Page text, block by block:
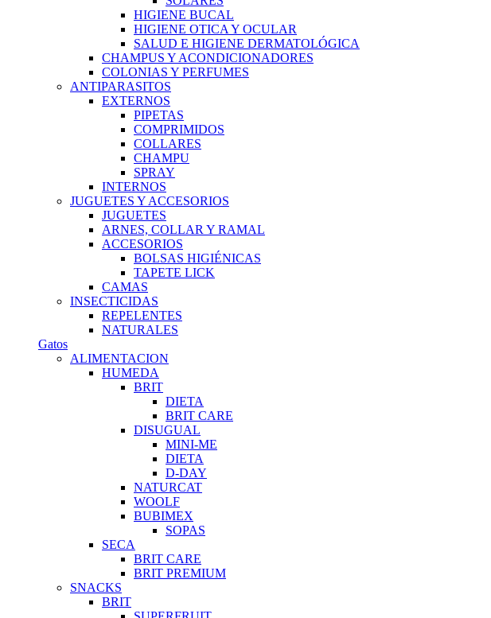
HIGIENE BUCAL
HIGIENE OTICA Y OCULAR
SALUD E HIGIENE DERMATOLÓGICA
CHAMPUS Y ACONDICIONADORES
COLONIAS Y PERFUMES
ANTIPARASITOS
EXTERNOS
PIPETAS
COMPRIMIDOS
COLLARES
CHAMPU
SPRAY
INTERNOS
JUGUETES Y ACCESORIOS
JUGUETES
ARNES, COLLAR Y RAMAL
ACCESORIOS
BOLSAS HIGIÉNICAS
TAPETE LICK
CAMAS
INSECTICIDAS
REPELENTES
NATURALES
Gatos
ALIMENTACION
HUMEDA
BRIT
DIETA
BRIT CARE
DISUGUAL
MINI-ME
DIETA
D-DAY
NATURCAT
WOOLF
BUBIMEX
SOPAS
SECA
BRIT CARE
BRIT PREMIUM
SNACKS
BRIT